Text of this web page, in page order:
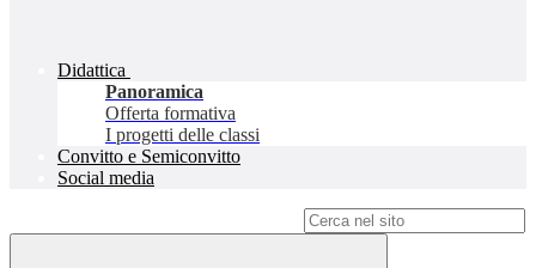
Didattica
Panoramica
Offerta formativa
I progetti delle classi
Convitto e Semiconvitto
Social media